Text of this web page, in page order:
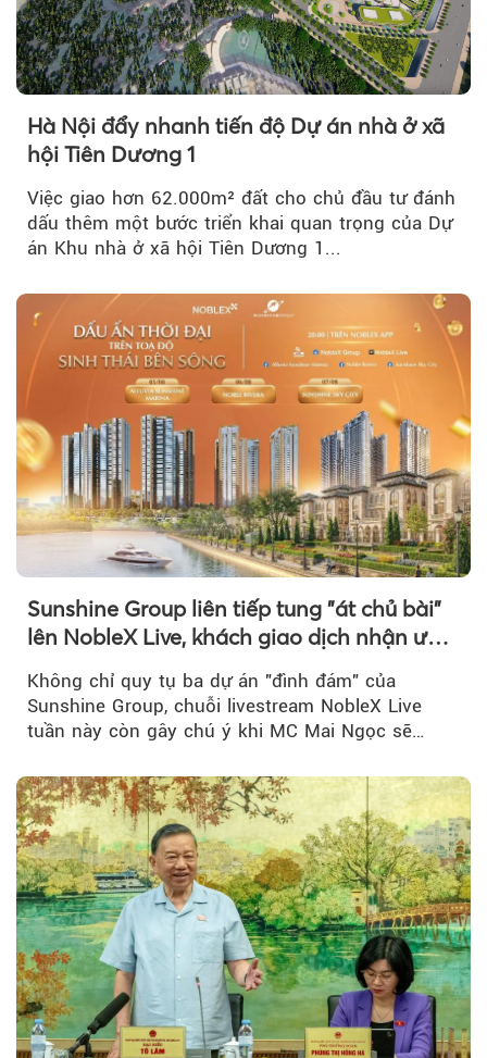
Hà Nội đẩy nhanh tiến độ Dự án nhà ở xã
hội Tiên Dương 1
Việc giao hơn 62.000m² đất cho chủ đầu tư đánh
dấu thêm một bước triển khai quan trọng của Dự
án Khu nhà ở xã hội Tiên Dương 1...
Sunshine Group liên tiếp tung "át chủ bài"
lên NobleX Live, khách giao dịch nhận ưu
Không chỉ quy tụ ba dự án "đình đám" của
Sunshine Group, chuỗi livestream NobleX Live
tuần này còn gây chú ý khi MC Mai Ngọc sẽ